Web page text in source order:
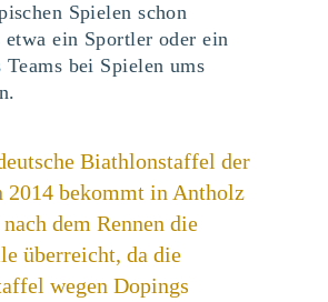
Spielen schon
etwa ein Sportler oder ein
bei Spielen ums
Biathlonstaffel der
2014 bekommt in Antholz
dem Rennen die
überreicht, da die
wegen Dopings